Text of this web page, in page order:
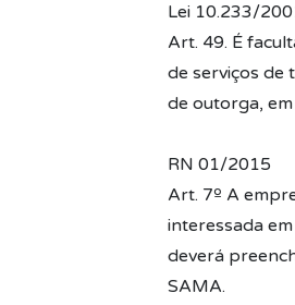
Lei 10.233/
Art. 49. É
de serviços de
de outorga,
RN 01/2015
Art. 7º A
interessada
deverá
SAMA.